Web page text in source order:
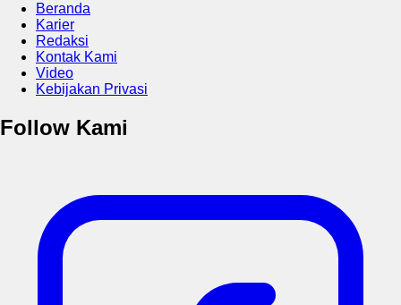
Beranda
Karier
Redaksi
Kontak Kami
Video
Kebijakan Privasi
Follow Kami